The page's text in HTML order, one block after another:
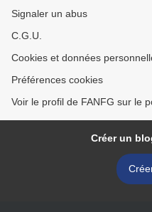
Signaler un abus
C.G.U.
Cookies et données
Préférences cookies
Voir le profil de FANFG sur le
Créer un